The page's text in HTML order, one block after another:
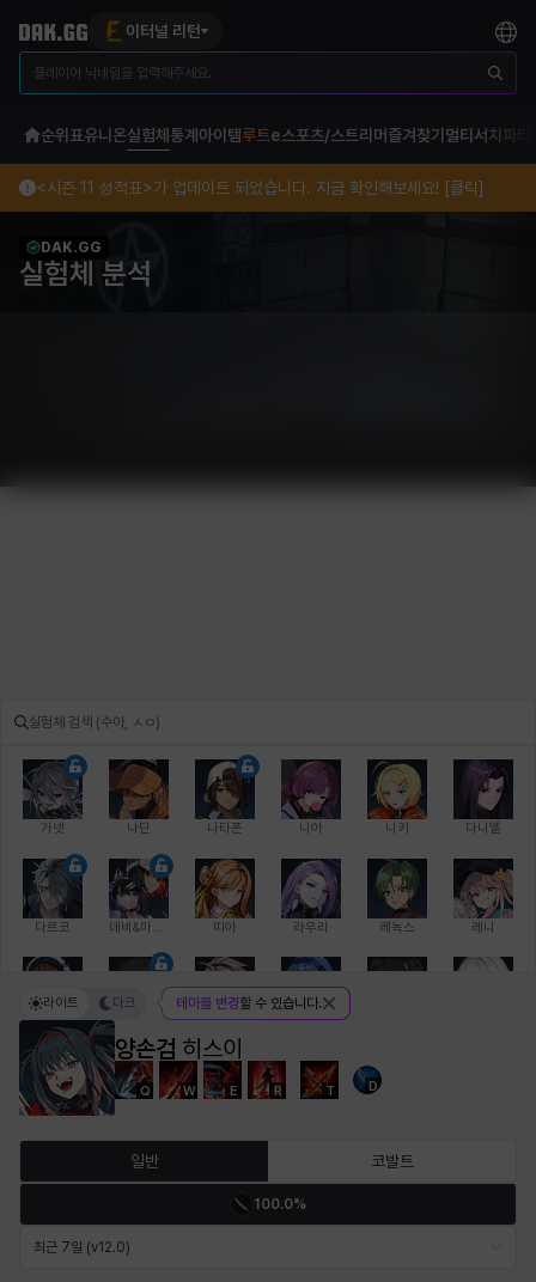
이터널 리턴
순위표유니온실험체 통계 아이템루트e스포츠/스트리머 즐겨찾기 멀티서치 파티
<시즌 11 성적표>가 업데이트 되었습니다. 지금 확인해보세요! [클릭]
DAK.GG
실험체 분석
가넷 나딘 나타폰 니아 니키 다니엘
다르코 띠아 라우라 레녹스 레니
레온 루크 르노어
바바라 버니스 블레어 비앙카 비형 샬럿
양손검 히스이
Q W E R T D
라이트 다크 테마를 변경할 수 있습니다.
일반 코발트
100.0%
최근 7일 (v12.0)